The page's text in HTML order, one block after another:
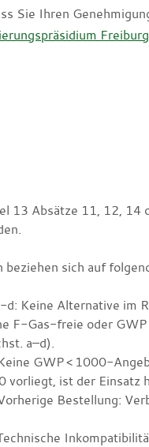
Sie Ihren
13 Absätze 11, 12,
beziehen sich auf
Keine Alternative im
F-Gas-freie oder
a–d).
GWP < 1000-
vorliegt, ist der
Bestellung: